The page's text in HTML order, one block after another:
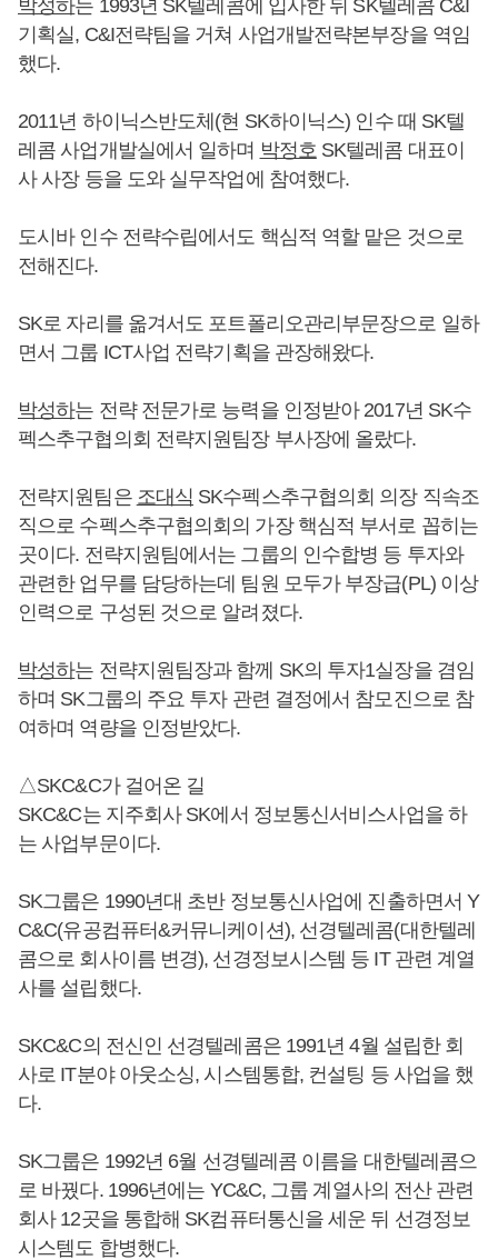
박성하는 1993년 SK텔레콤에 입사한 뒤 SK텔레콤 C&I
기획실, C&I전략팀을 거쳐 사업개발전략본부장을 역임
했다.
2011년 하이닉스반도체(현 SK하이닉스) 인수 때 SK텔
레콤 사업개발실에서 일하며 박정호 SK텔레콤 대표이
사 사장 등을 도와 실무작업에 참여했다.
도시바 인수 전략수립에서도 핵심적 역할 맡은 것으로
전해진다.
SK로 자리를 옮겨서도 포트폴리오관리부문장으로 일하
면서 그룹 ICT사업 전략기획을 관장해왔다.
박성하는 전략 전문가로 능력을 인정받아 2017년 SK수
펙스추구협의회 전략지원팀장 부사장에 올랐다.
전략지원팀은 조대식 SK수펙스추구협의회 의장 직속조
직으로 수펙스추구협의회의 가장 핵심적 부서로 꼽히는
곳이다. 전략지원팀에서는 그룹의 인수합병 등 투자와
관련한 업무를 담당하는데 팀원 모두가 부장급(PL) 이상
인력으로 구성된 것으로 알려졌다.
박성하는 전략지원팀장과 함께 SK의 투자1실장을 겸임
하며 SK그룹의 주요 투자 관련 결정에서 참모진으로 참
여하며 역량을 인정받았다.
△SKC&C가 걸어온 길
SKC&C는 지주회사 SK에서 정보통신서비스사업을 하
는 사업부문이다.
SK그룹은 1990년대 초반 정보통신사업에 진출하면서 Y
C&C(유공컴퓨터&커뮤니케이션), 선경텔레콤(대한텔레
콤으로 회사이름 변경), 선경정보시스템 등 IT 관련 계열
사를 설립했다.
SKC&C의 전신인 선경텔레콤은 1991년 4월 설립한 회
사로 IT분야 아웃소싱, 시스템통합, 컨설팅 등 사업을 했
다.
SK그룹은 1992년 6월 선경텔레콤 이름을 대한텔레콤으
로 바꿨다. 1996년에는 YC&C, 그룹 계열사의 전산 관련
회사 12곳을 통합해 SK컴퓨터통신을 세운 뒤 선경정보
시스템도 합병했다.